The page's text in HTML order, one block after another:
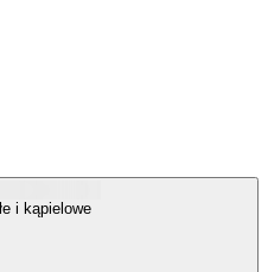
i kąpielowe